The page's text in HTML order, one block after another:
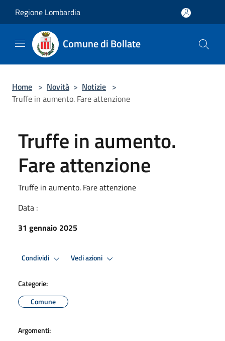
Regione Lombardia
Comune di Bollate
Home > Novità > Notizie >
Truffe in aumento. Fare attenzione
Truffe in aumento.
Fare attenzione
Truffe in aumento. Fare attenzione
Data :
31 gennaio 2025
Condividi Vedi azioni
Categorie:
Comune
Argomenti: